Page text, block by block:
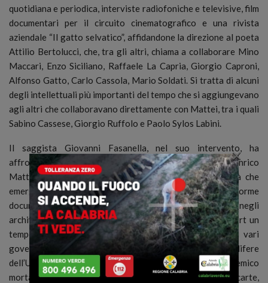
quotidiana e periodica, interviste radiofoniche e televisive, film
documentari per il circuito cinematografico e una rivista
aziendale “Il gatto selvatico”, affidandone la direzione al poeta
Attilio Bertolucci, che, tra gli altri, chiama a collaborare Mino
Maccari, Enzo Siciliano, Raffaele La Capria, Giorgio Caproni,
Alfonso Gatto, Carlo Cassola, Mario Soldati. Si tratta di alcuni
degli intellettuali più importanti del tempo che si aggiungevano
agli altri che collaboravano direttamente con Mattei, tra i quali
Sabino Cassese, Giorgio Ruffolo e Paolo Sylos Labini.
Il saggista Giovanni Fasanella, nel suo intervento, ha
affrontato il tema dell’ostilità britannica nei confronti di Enrico
Mattei e della sua politica energetica italiana. Ostilità che
emerge in modo inequivocabile dall’esame dell’enorme
documentazione scoperta insieme a Mario Cereghino negli
archivi di Stato inglesi di Kew Gardens, Londra. Nei report un
tempo top secret e ora a disposizione degli studiosi, i vari
governi britannici, la loro diplomazia e le società petrolifere
dell’UK descrivono il presidente dell’Eni come un «nemico
mortale degli interessi di Londra nel mondo». Da quelle carte,
×